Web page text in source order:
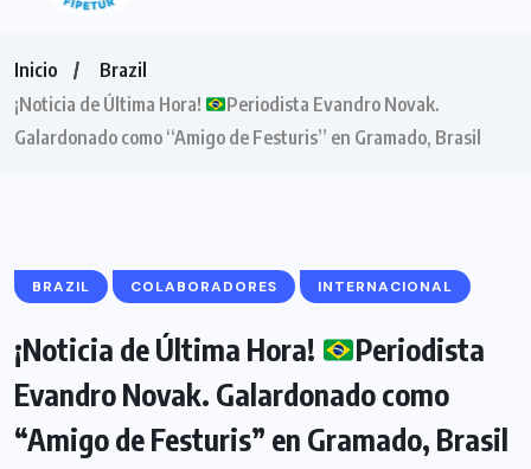
Inicio
Brazil
¡Noticia de Última Hora!
Periodista Evandro Novak.
Galardonado como “Amigo de Festuris” en Gramado, Brasil
BRAZIL COLABORADORES INTERNACIONAL
¡Noticia de Última Hora!
Periodista
Evandro Novak. Galardonado como
“Amigo de Festuris” en Gramado, Brasil